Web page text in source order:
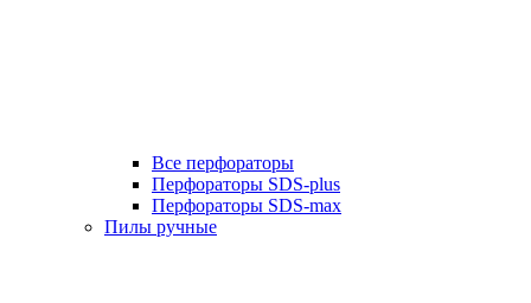
Все перфораторы
Перфораторы SDS-plus
Перфораторы SDS-max
Пилы ручные